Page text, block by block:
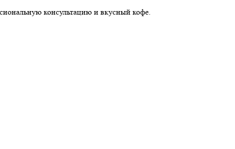
консультацию и вкусный кофе.